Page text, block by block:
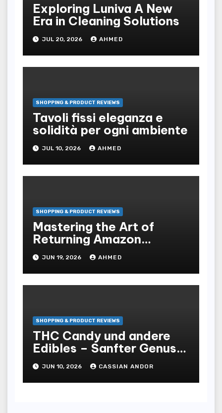
Exploring Luniva A New
Era in Cleaning Solutions
JUL 20, 2026 AHMED
SHOPPING & PRODUCT REVIEWS
Tavoli fissi eleganza e
solidità per ogni ambiente
JUL 10, 2026 AHMED
SHOPPING & PRODUCT REVIEWS
Mastering the Art of
Returning Amazon
Products for Home
Essentials
JUN 19, 2026 AHMED
SHOPPING & PRODUCT REVIEWS
THC Candy und andere
Edibles – Sanfter Genuss
mit Wirkung
JUN 10, 2026 CASSIAN ANDOR